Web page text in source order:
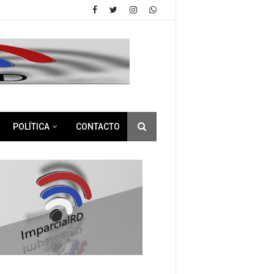
POLÍTICA CONTACTO